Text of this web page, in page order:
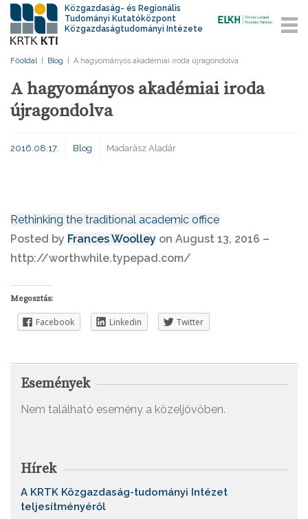
Közgazdaság- és Regionális
Tudományi Kutatóközpont
Közgazdaságtudományi Intézete
Főoldal Blog A hagyományos akadémiai iroda újragondolva
A hagyományos akadémiai iroda
újragondolva
2016.08.17. Blog Madarász Aladár
Rethinking the traditional academic office
Posted by Frances Woolley on August 13, 2016 –
http://worthwhile.typepad.com/
Megosztás:
Facebook Linkedin Twitter
Események
Nem található esemény a közeljövőben.
Hírek
A KRTK Közgazdaság-tudományi Intézet
teljesítményéről